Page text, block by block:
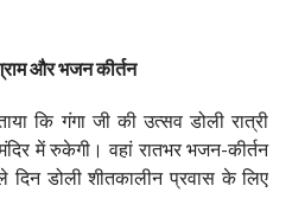
और भजन कीर्तन
कि गंगा जी की उत्सव डोली रात्री
में रुकेगी। वहां रातभर भजन-कीर्तन
डोली शीतकालीन प्रवास के लिए